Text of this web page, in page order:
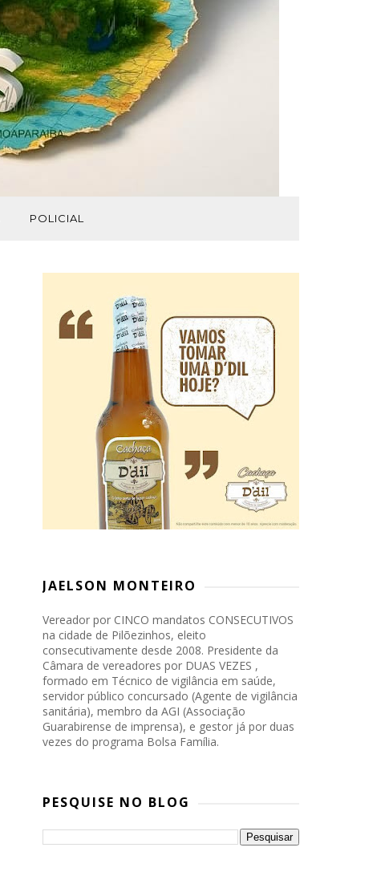
POLICIAL
JAELSON MONTEIRO
Vereador por CINCO mandatos CONSECUTIVOS
na cidade de Pilõezinhos, eleito
consecutivamente desde 2008. Presidente da
Câmara de vereadores por DUAS VEZES ,
formado em Técnico de vigilância em saúde,
servidor público concursado (Agente de vigilância
sanitária), membro da AGI (Associação
Guarabirense de imprensa), e gestor já por duas
vezes do programa Bolsa Família.
PESQUISE NO BLOG